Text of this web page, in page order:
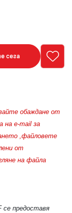
сега
обаждане от
e-mail за
,файловете
от
на файла
се предоставя